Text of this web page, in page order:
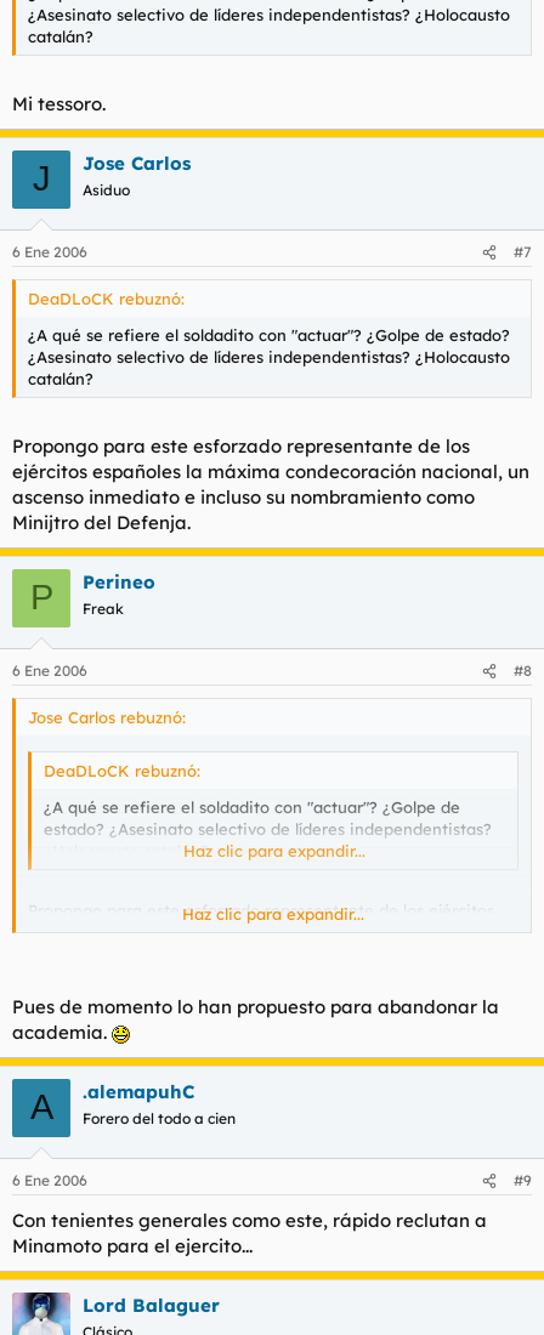
¿Asesinato selectivo de líderes independentistas? ¿Holocausto
catalán?
Mi tessoro.
J Jose Carlos
Asiduo
6 Ene 2006 #7
DeaDLoCK rebuznó:
¿A qué se refiere el soldadito con "actuar"? ¿Golpe de estado?
¿Asesinato selectivo de líderes independentistas? ¿Holocausto
catalán?
Propongo para este esforzado representante de los
ejércitos españoles la máxima condecoración nacional, un
ascenso inmediato e incluso su nombramiento como
Minijtro del Defenja.
P Perineo
Freak
6 Ene 2006 #8
Jose Carlos rebuznó:
DeaDLoCK rebuznó:
¿A qué se refiere el soldadito con "actuar"? ¿Golpe de
estado? ¿Asesinato selectivo de líderes independentistas?
¿Holocausto catalán?Haz clic para expandir...
Propongo para este esforzado representante de los ejércitos
españoles la máxima condecoración nacional, un ascenso
Haz clic para expandir...
Pues de momento lo han propuesto para abandonar la
academia.
A .alemapuhC
Forero del todo a cien
6 Ene 2006 #9
Con tenientes generales como este, rápido reclutan a
Minamoto para el ejercito...
Lord Balaguer